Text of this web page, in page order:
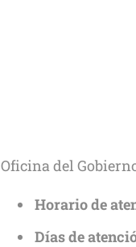
Oficina del
Horario de
Días de